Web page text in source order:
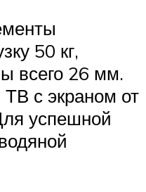
50 кг,
всего 26 мм.
с экраном от
успешной